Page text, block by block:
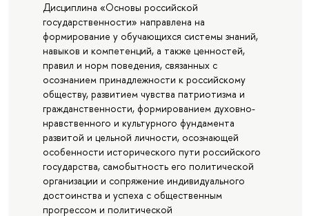
Дисциплина «Основы российской
государственности» направлена на
формирование у обучающихся системы знаний,
навыков и компетенций, а также ценностей,
правил и норм поведения, связанных с
осознанием принадлежности к российскому
обществу, развитием чувства патриотизма и
гражданственности, формированием духовно-
нравственного и культурного фундамента
развитой и цельной личности, осознающей
особенности исторического пути российского
государства, самобытность его политической
организации и сопряжение индивидуального
достоинства и успеха с общественным
прогрессом и политической